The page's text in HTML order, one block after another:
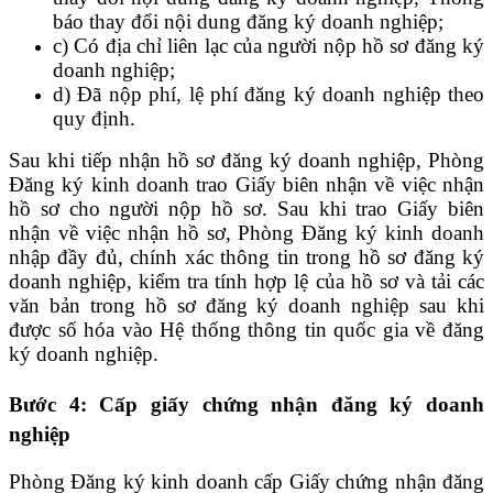
báo thay đổi nội dung đăng ký doanh nghiệp;
c) Có địa chỉ liên lạc của người nộp hồ sơ đăng ký
doanh nghiệp;
d) Đã nộp phí, lệ phí đăng ký doanh nghiệp theo
quy định.
Sau khi tiếp nhận hồ sơ đăng ký doanh nghiệp, Phòng
Đăng ký kinh doanh trao Giấy biên nhận về việc nhận
hồ sơ cho người nộp hồ sơ. Sau khi trao Giấy biên
nhận về việc nhận hồ sơ, Phòng Đăng ký kinh doanh
nhập đầy đủ, chính xác thông tin trong hồ sơ đăng ký
doanh nghiệp, kiểm tra tính hợp lệ của hồ sơ và tải các
văn bản trong hồ sơ đăng ký doanh nghiệp sau khi
được số hóa vào Hệ thống thông tin quốc gia về đăng
ký doanh nghiệp.
Bước 4: Cấp giấy chứng nhận đăng ký doanh
nghiệp
Phòng Đăng ký kinh doanh cấp Giấy chứng nhận đăng